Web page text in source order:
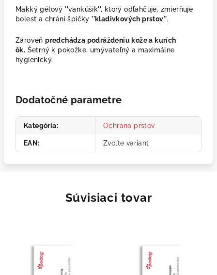
Mäkký gélový ''vankúšik'', ktorý odľahčuje, zmierňuje
bolesť a chráni špičky''kladivkových prstov''.
Zároveňpredchádza podráždeniu kože a kurích
ôk. Šetrný k pokožke, umývateľný a maximálne
hygienický.
Dodatočné parametre
Kategória: Ochrana prstov
EAN : Zvoľte variant
Súvisiaci tovar